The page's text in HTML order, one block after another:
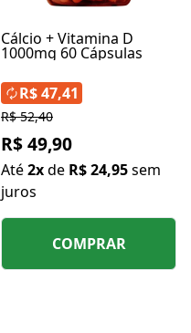
Cálcio + Vitamina D
1000mg 60 Cápsulas
R$ 52,40
R$ 49,90
Até2xde R$ 24,95sem
juros
R$ 47,41
COMPRAR